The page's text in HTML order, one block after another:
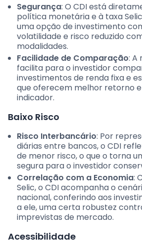
Segurança: O CDI está
política monetária e à taxa
uma opção de investimento
volatilidade e risco reduzido
modalidades.
Facilidade de Comparação: A
facilita para o investidor
investimentos de renda fixa e
que oferecem melhor retorno
indicador.
Baixo Risco
Risco Interbancário: Por
diárias entre bancos, o CDI
de menor risco, o que o torna
segura para o investidor
Correlação com a Economia:
Selic, o CDI acompanha o
nacional, conferindo aos
a ele, uma certa robustez
imprevistas de mercado.
Acessibilidade